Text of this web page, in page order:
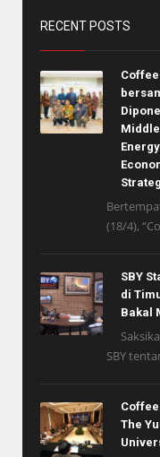
RECENT POSTS
Coffee
(18/4),
SBY
di
Bakal
SBY
Coffee
The